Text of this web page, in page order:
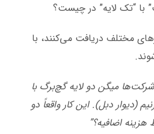
مختلف دریافت می‌کنند، با
میگن دو لایه گچ‌برگ با
(دیوار دبل). این کار واقعاً دو
هزینه اضافیه؟”